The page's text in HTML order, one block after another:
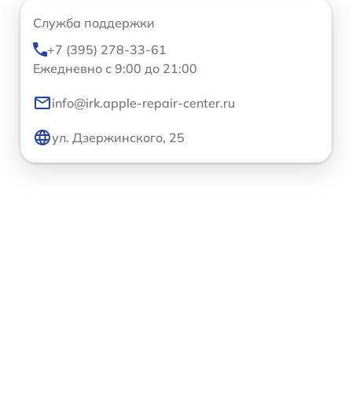
Служба поддержки
+7 (395) 278-33-61
Ежедневно с 9:00 до 21:00
info@irk.apple-repair-center.ru
ул. Дзержинского, 25